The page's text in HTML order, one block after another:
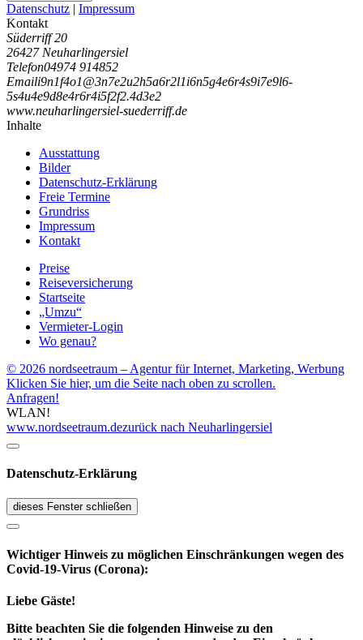
Datenschutz | Impressum
Kontakt
Süderriff 20
26427 Neuharlingersiel
Telefon04974 914852
Emaili9n1f4o1@3n7e2u2h5a6r2l1i6n5g4e6r4s9i7e9l6-
5s4u4e9d8e4r6r4i5f2f2.4d3e2
www.neuharlingersiel-suederriff.de
Inhalte
Ausstattung
Bilder
Datenschutz-Erklärung
Freie Termine
Grundriss
Impressum
Kontakt
Preise
Reiseversicherung
Startseite
„Umzu“
Vermieter-Login
Wo genau?
© 2026 nordseetraum – Agentur für Internet, Marketing, Werbung
Klicken Sie hier, um die Seite nach oben zu scrollen.
Anfragen!
WLAN!
www.nordseetraum.dezurück nach Neuharlingersiel
Datenschutz-Erklärung
dieses Fenster schließen
Wichtiger Hinweis zu möglichen Ein­schränk­ungen wegen des
Covid-19-Virus (Corona):
Liebe Gäste!
Bitte beachten Sie die folgenden Hinweise zu den